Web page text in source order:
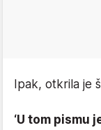
Ipak, otkrila je
‘U tom pismu